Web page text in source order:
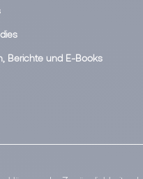
Berichte und E-Books